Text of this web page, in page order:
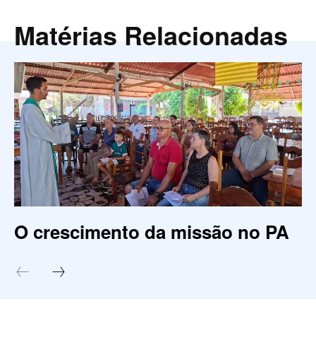
Matérias Relacionadas
O crescimento da missão no PA